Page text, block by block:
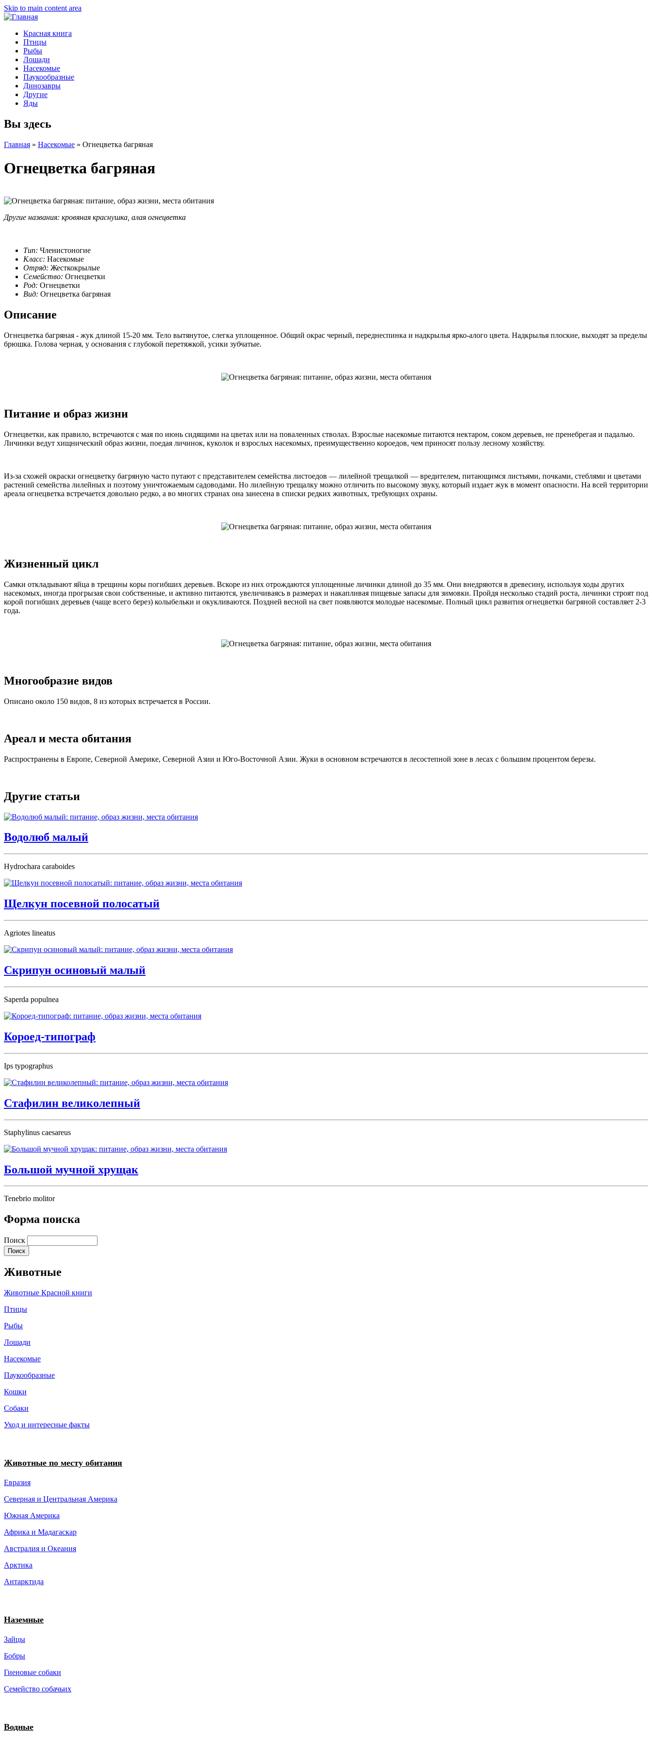
Skip to main content area
Красная книга
Птицы
Рыбы
Лошади
Насекомые
Паукообразные
Динозавры
Другие
Яды
Вы здесь
Главная » Насекомые » Огнецветка багряная
Огнецветка багряная
Другие названия: кровяная краснушка, алая огнецветка
Тип: Членистоногие
Класс: Насекомые
Отряд: Жесткокрылые
Семейство: Огнецветки
Род: Огнецветки
Вид: Огнецветка багряная
Описание
Огнецветка багряная - жук длиной 15-20 мм. Тело вытянутое, слегка уплощенное. Общий окрас черный, переднеспинка и надкрылья ярко-алого цвета. Надкрылья плоские, выходят за пределы
брюшка. Голова черная, у основания с глубокой перетяжкой, усики зубчатые.
Питание и образ жизни
Огнецветки, как правило, встречаются с мая по июнь сидящими на цветах или на поваленных стволах. Взрослые насекомые питаются нектаром, соком деревьев, не пренебрегая и падалью.
Личинки ведут хищнический образ жизни, поедая личинок, куколок и взрослых насекомых, преимущественно короедов, чем приносят пользу лесному хозяйству.
Из-за схожей окраски огнецветку багряную часто путают с представителем семейства листоедов — лилейной трещалкой — вредителем, питающимся листьями, почками, стеблями и цветами
растений семейства лилейных и поэтому уничтожаемым садоводами. Но лилейную трещалку можно отличить по высокому звуку, который издает жук в момент опасности. На всей территории
ареала огнецветка встречается довольно редко, а во многих странах она занесена в списки редких животных, требующих охраны.
Жизненный цикл
Самки откладывают яйца в трещины коры погибших деревьев. Вскоре из них отрождаются уплощенные личинки длиной до 35 мм. Они внедряются в древесину, используя ходы других
насекомых, иногда прогрызая свои собственные, и активно питаются, увеличиваясь в размерах и накапливая пищевые запасы для зимовки. Пройдя несколько стадий роста, личинки строят под
корой погибших деревьев (чаще всего берез) колыбельки и окукливаются. Поздней весной на свет появляются молодые насекомые. Полный цикл развития огнецветки багряной составляет 2-3
года.
Многообразие видов
Описано около 150 видов, 8 из которых встречается в России.
Ареал и места обитания
Распространены в Европе, Северной Америке, Северной Азии и Юго-Восточной Азии. Жуки в основном встречаются в лесостепной зоне в лесах с большим процентом березы.
Другие статьи
Водолюб малый
Hydrochara caraboides
Щелкун посевной полосатый
Agriotes lineatus
Скрипун осиновый малый
Saperda populnea
Короед-типограф
Ips typographus
Стафилин великолепный
Staphylinus caesareus
Большой мучной хрущак
Tenebrio molitor
Форма поиска
Поиск
Животные
Животные Красной книги
Птицы
Рыбы
Лошади
Насекомые
Паукообразные
Кошки
Собаки
Уход и интересные факты
Животные по месту обитания
Евразия
Северная и Центральная Америка
Южная Америка
Африка и Мадагаскар
Австралия и Океания
Арктика
Антарктида
Наземные
Зайцы
Бобры
Гиеновые собаки
Семейство собачьих
Водные